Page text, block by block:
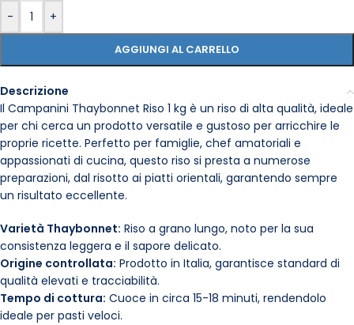
- +
AGGIUNGI AL CARRELLO
Descrizione
Il Campanini Thaybonnet Riso 1 kg è un riso di alta qualità, ideale
per chi cerca un prodotto versatile e gustoso per arricchire le
proprie ricette. Perfetto per famiglie, chef amatoriali e
appassionati di cucina, questo riso si presta a numerose
preparazioni, dal risotto ai piatti orientali, garantendo sempre
un risultato eccellente.
Varietà Thaybonnet: Riso a grano lungo, noto per la sua
consistenza leggera e il sapore delicato.
Origine controllata: Prodotto in Italia, garantisce standard di
qualità elevati e tracciabilità.
Tempo di cottura: Cuoce in circa 15-18 minuti, rendendolo
ideale per pasti veloci.